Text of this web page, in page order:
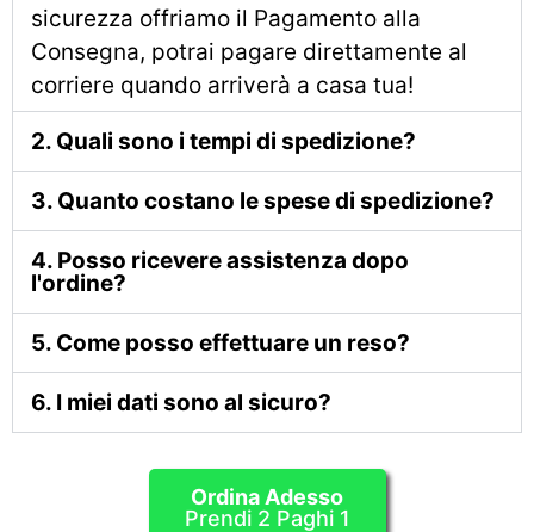
sicurezza offriamo il Pagamento alla
Consegna, potrai pagare direttamente al
corriere quando arriverà a casa tua!
2. Quali sono i tempi di spedizione?
3. Quanto costano le spese di spedizione?
4. Posso ricevere assistenza dopo
l'ordine?
5. Come posso effettuare un reso?
6. I miei dati sono al sicuro?
Ordina Adesso
Prendi 2 Paghi 1